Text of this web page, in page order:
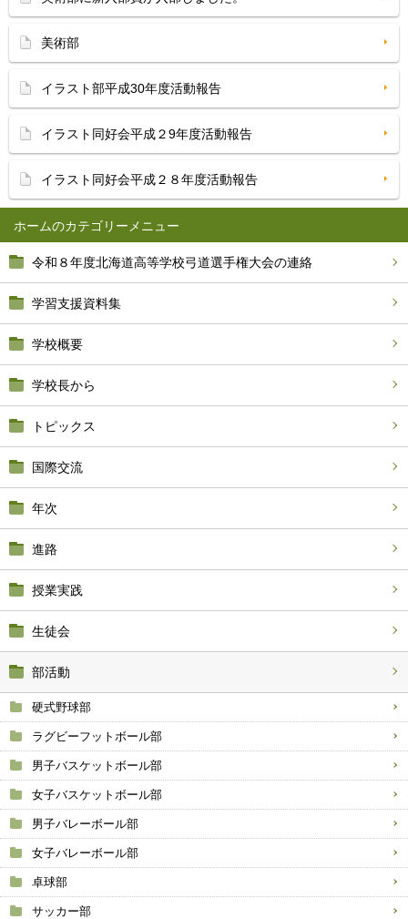
ホーム
令和８年度北海道高等学校弓道選手権大会の連絡
学習支援資料集
学校概要
学校長から
トピックス
国際交流
年次
進路
授業実践
生徒会
部活動
硬式野球部
ラグビーフットボール部
男子バスケットボール部
女子バスケットボール部
男子バレーボール部
女子バレーボール部
卓球部
サッカー部
美術部
イラスト部平成30年度活動報告
イラスト同好会平成２9年度活動報告
イラスト同好会平成２８年度活動報告